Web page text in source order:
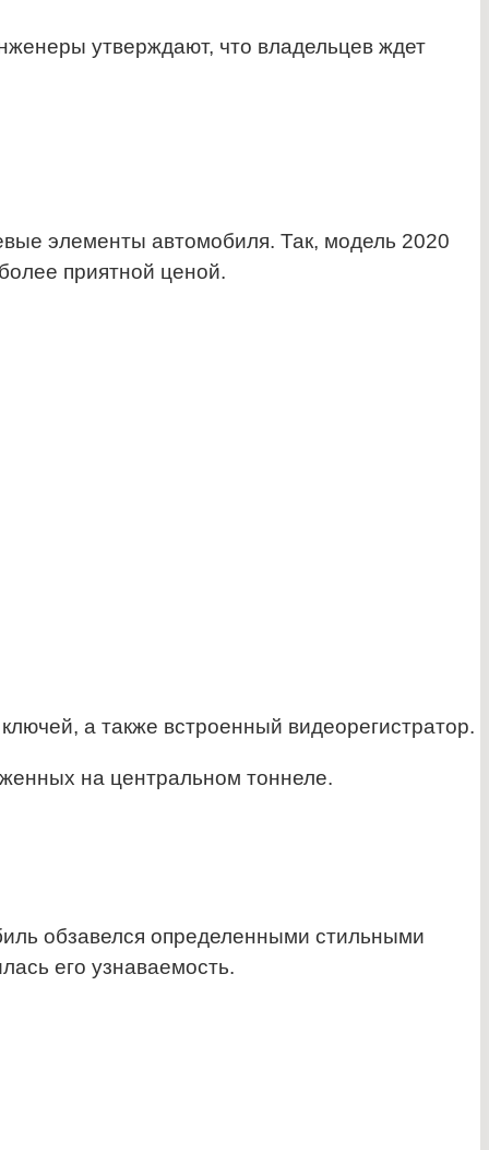
утверждают, что владельцев ждет
элементы автомобиля. Так, модель 2020
приятной ценой.
а также встроенный видеорегистратор.
на центральном тоннеле.
обзавелся определенными стильными
его узнаваемость.